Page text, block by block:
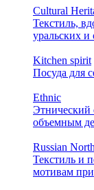
Cultural
Текстиль,
уральских и
Kitchen spirit
Посуда для
Ethnic
Этнический
объемным
Russian North
Текстиль и
мотивам